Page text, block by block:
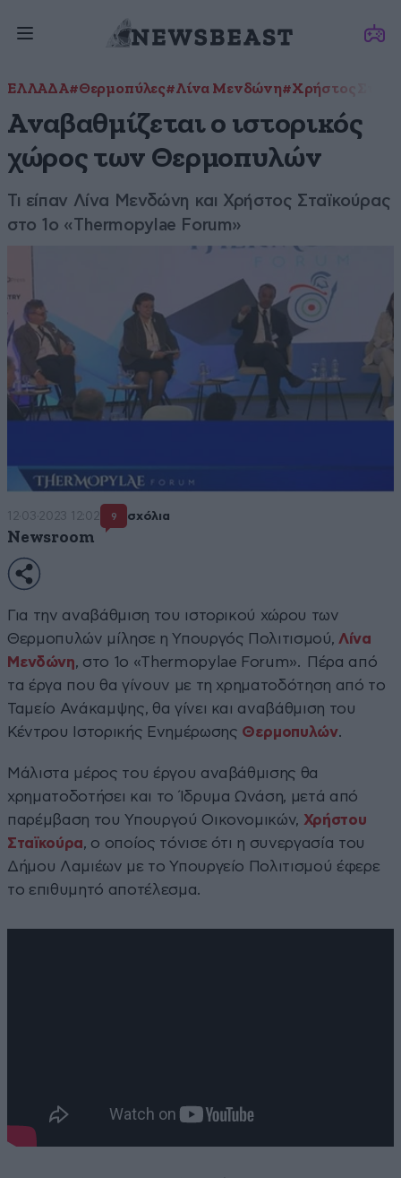
ΕΛΛΑΔΑ#Θερμοπύλες#Λίνα Μενδώνη#Χρήστος
Αναβαθμίζεται ο ιστορικός
χώρος των Θερμοπυλών
Τι είπαν Λίνα Μενδώνη και Χρήστος Σταϊκούρας
στο 1ο «Thermopylae Forum»
12·03·2023 12:02 9 σχόλια
Newsroom
Για την αναβάθμιση του ιστορικού χώρου των
Θερμοπυλών μίλησε η Υπουργός Πολιτισμού, Λίνα
Μενδώνη, στο 1ο «Thermopylae Forum». Πέρα από
τα έργα που θα γίνουν με τη χρηματοδότηση από το
Ταμείο Ανάκαμψης, θα γίνει και αναβάθμιση του
Κέντρου Ιστορικής Ενημέρωσης Θερμοπυλών.
Μάλιστα μέρος του έργου αναβάθμισης θα
χρηματοδοτήσει και το Ίδρυμα Ωνάση, μετά από
παρέμβαση του Υπουργού Οικονομικών, Χρήστου
Σταϊκούρα, ο οποίος τόνισε ότι η συνεργασία του
Δήμου Λαμιέων με το Υπουργείο Πολιτισμού έφερε
το επιθυμητό αποτέλεσμα.